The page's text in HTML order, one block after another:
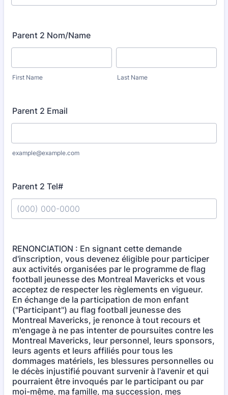
Parent 2 Nom/Name
First Name Last Name
Parent 2 Email
example@example.com
Parent 2 Tel#
RENONCIATION : En signant cette demande
d'inscription, vous devenez éligible pour participer
aux activités organisées par le programme de flag
football jeunesse des Montreal Mavericks et vous
acceptez de respecter les règlements en vigueur.
En échange de la participation de mon enfant
("Participant") au flag football jeunesse des
Montreal Mavericks, je renonce à tout recours et
m'engage à ne pas intenter de poursuites contre les
Montreal Mavericks, leur personnel, leurs sponsors,
leurs agents et leurs affiliés pour tous les
dommages matériels, les blessures personnelles ou
le décès injustifié pouvant survenir à l'avenir et qui
pourraient être invoqués par le participant ou par
moi-même, ma famille, ma succession, mes